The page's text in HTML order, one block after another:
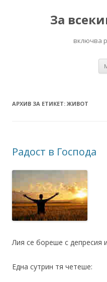
За
включва
АРХИВ ЗА ЕТИКЕТ: ЖИВОТ
Радост в Господа
Лия се бореше с депресия
Една сутрин тя четеше: